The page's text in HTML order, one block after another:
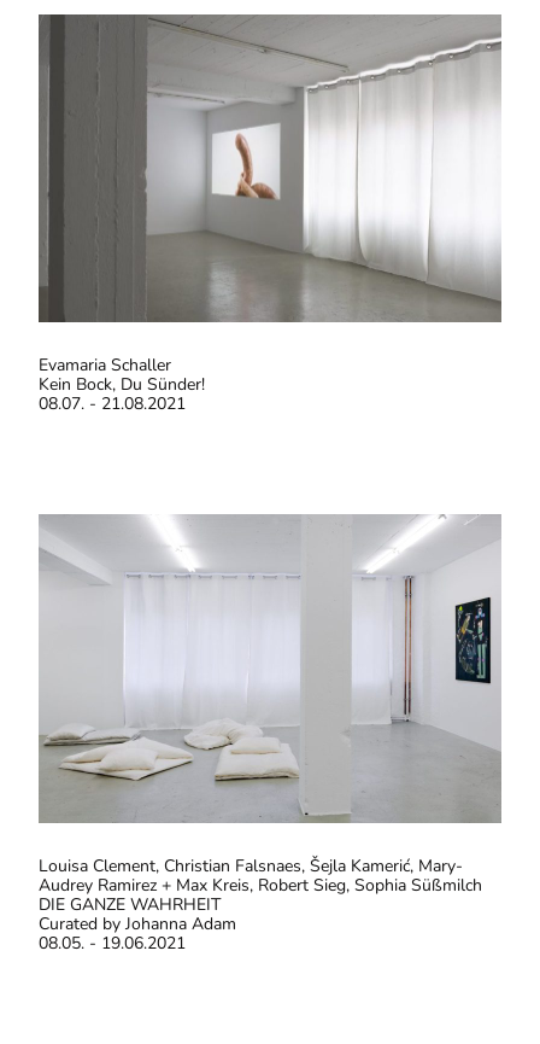
Evamaria Schaller
Kein Bock, Du Sünder!
08.07. - 21.08.2021
Louisa Clement, Christian Falsnaes, Šejla Kamerić, Mary-
Audrey Ramirez + Max Kreis, Robert Sieg, Sophia Süßmilch
DIE GANZE WAHRHEIT
Curated by Johanna Adam
08.05. - 19.06.2021